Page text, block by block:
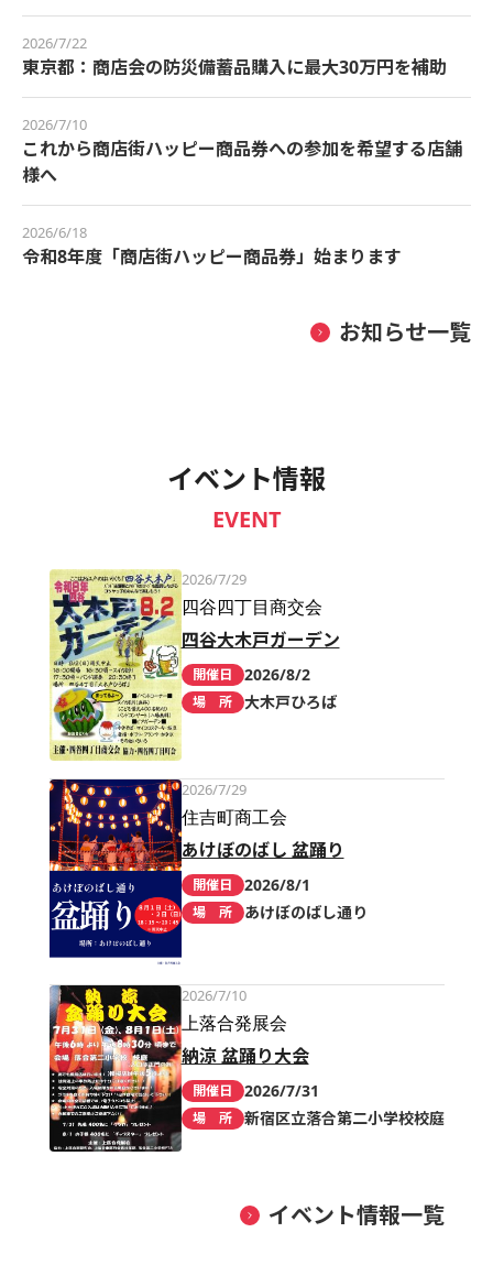
2026/7/22
東京都：商店会の防災備蓄品購入に最大30万円を補助
2026/7/10
これから商店街ハッピー商品券への参加を希望する店舗
様へ
2026/6/18
令和8年度「商店街ハッピー商品券」始まります
お知らせ一覧
イベント情報
EVENT
2026/7/29
四谷四丁目商交会
四谷大木戸ガーデン
開催日 2026/8/2
場 所 大木戸ひろば
2026/7/29
住吉町商工会
あけぼのばし 盆踊り
開催日 2026/8/1
場 所 あけぼのばし通り
2026/7/10
上落合発展会
納涼 盆踊り大会
開催日 2026/7/31
場 所 新宿区立落合第二小学校校庭
イベント情報一覧